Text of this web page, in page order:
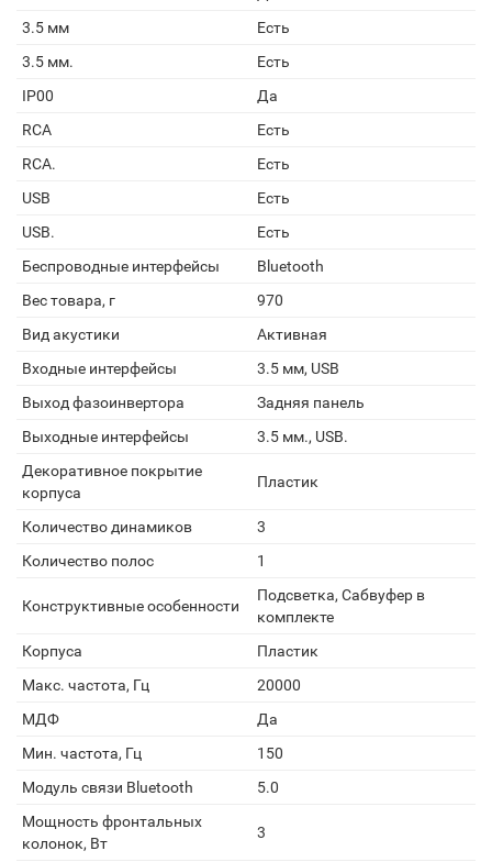
3.5 мм
Есть
3.5 мм.
Есть
IP00
Да
RCA
Есть
RCA.
Есть
USB
Есть
USB.
Есть
Беспроводные интерфейсы
Bluetooth
Вес товара, г
970
Вид акустики
Активная
Входные интерфейсы
3.5 мм, USB
Выход фазоинвертора
Задняя панель
Выходные интерфейсы
3.5 мм., USB.
Декоративное покрытие
корпуса
Пластик
Количество динамиков
3
Количество полос
1
Конструктивные особенности
Подсветка, Сабвуфер в
комплекте
Корпуса
Пластик
Макс. частота, Гц
20000
МДФ
Да
Мин. частота, Гц
150
Модуль связи Bluetooth
5.0
Мощность фронтальных
колонок, Вт
3